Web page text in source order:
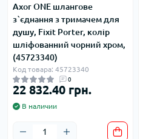
Axor ONE шлангове
з`єднання з тримачем для
душу, Fixit Porter, колір
шліфованний чорний хром,
(45723340)
Код товара: 45723340
0
22 832.40 грн.
В наличии